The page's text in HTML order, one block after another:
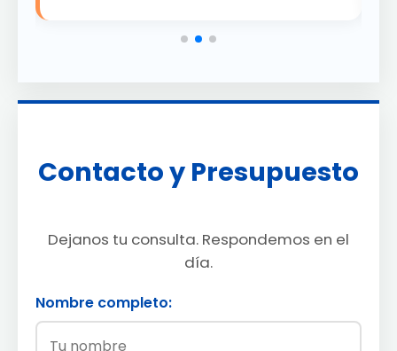
Contacto y Presupuesto
Dejanos tu consulta. Respondemos en el
día.
Nombre completo: